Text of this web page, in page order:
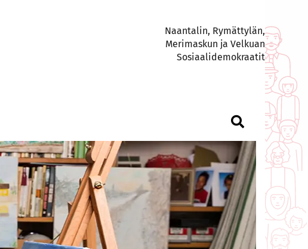
Naantalin, Rymättylän,
Merimaskun ja Velkuan
Sosiaalidemokraatit